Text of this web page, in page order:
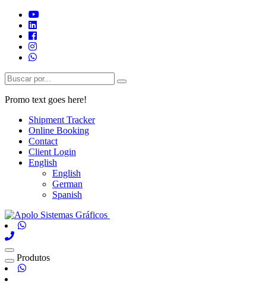
Promo text goes here!
Shipment Tracker
Online Booking
Contact
Client Login
English
English
German
Spanish
Produtos